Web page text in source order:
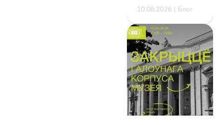
10.08.2026 | Блог